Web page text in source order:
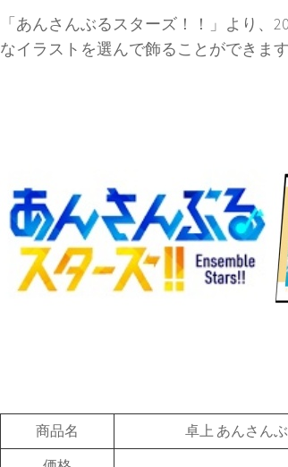
「あんさんぶるスターズ！！」より、
なイラストを選んで飾ることができます
商品名 卓上 あんさん